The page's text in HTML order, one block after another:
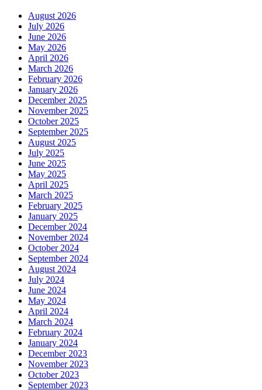
August 2026
July 2026
June 2026
May 2026
April 2026
March 2026
February 2026
January 2026
December 2025
November 2025
October 2025
September 2025
August 2025
July 2025
June 2025
May 2025
April 2025
March 2025
February 2025
January 2025
December 2024
November 2024
October 2024
September 2024
August 2024
July 2024
June 2024
May 2024
April 2024
March 2024
February 2024
January 2024
December 2023
November 2023
October 2023
September 2023